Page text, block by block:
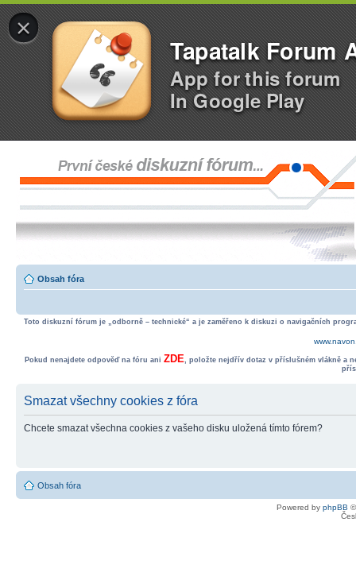
×
Tapatalk Forum
App for this forum
In Google Play
Obsah fóra
Toto diskuzní fórum je „odborně – technické“ a je zaměřeno k diskuzi o navigačních
Pokud nenajdete odpověď na fóru ani ZDE, položte nejdřív dotaz v příslušném vlákně a
Smazat všechny cookies z fóra
Chcete smazat všechna cookies z vašeho disku uložená tímto fórem?
Obsah fóra
Powered by phpBB